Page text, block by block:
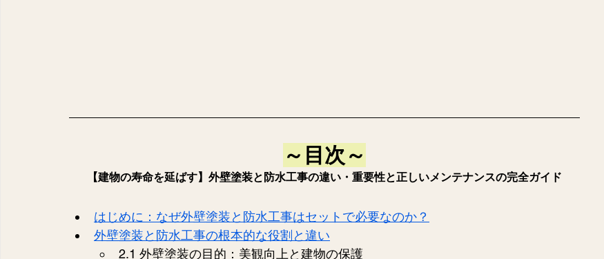
～目次～
【建物の寿命を延ばす】外壁塗装と防水工事の違い・重要性と正しいメンテナンスの完全ガイド
はじめに：なぜ外壁塗装と防水工事はセットで必要なのか？
外壁塗装と防水工事の根本的な役割と違い
2.1 外壁塗装の目的：美観向上と建物の保護